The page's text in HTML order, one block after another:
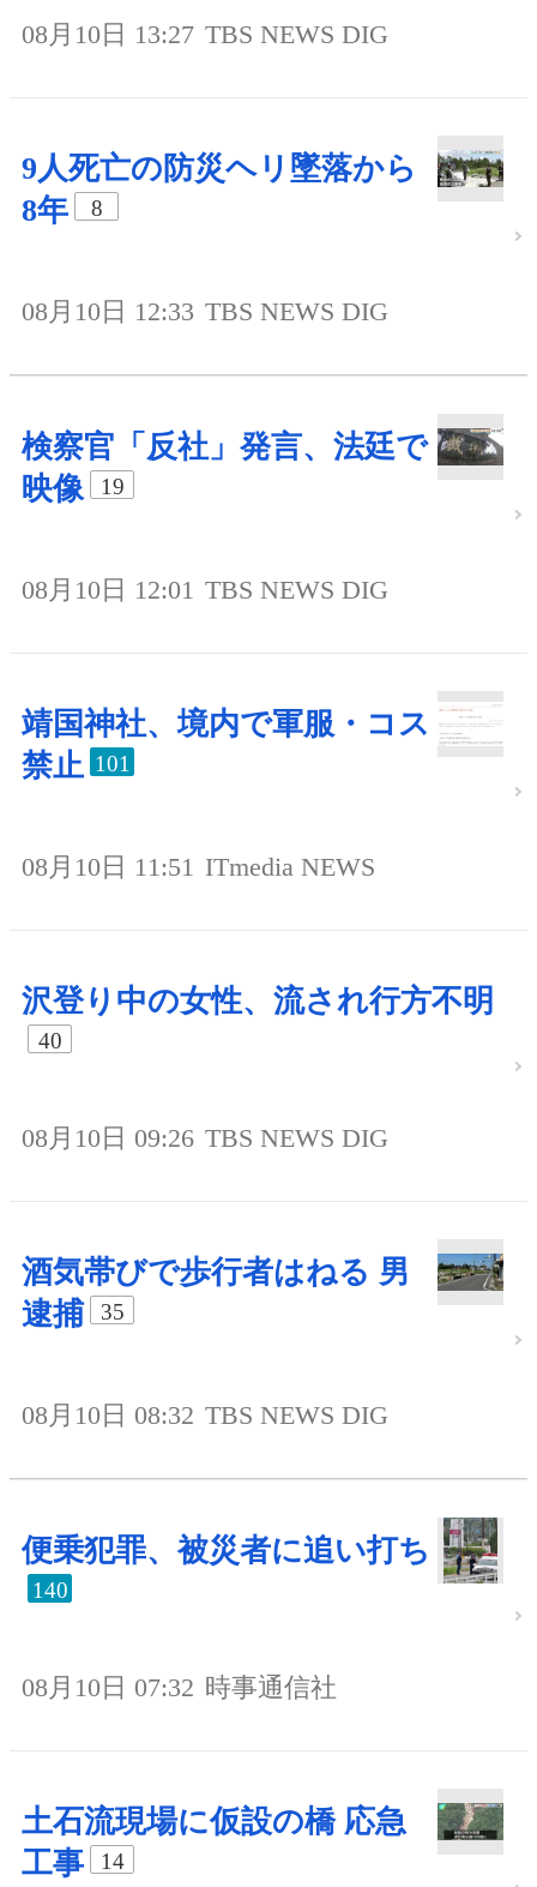
08月10日 13:27 TBS NEWS DIG
9人死亡の防災ヘリ墜落から
8年
8
08月10日 12:33 TBS NEWS DIG
検察官「反社」発言、法廷で
映像
19
08月10日 12:01 TBS NEWS DIG
靖国神社、境内で軍服・コス
禁止 101
08月10日 11:51 ITmedia NEWS
沢登り中の女性、流され行方不明
40
08月10日 09:26 TBS NEWS DIG
酒気帯びで歩行者はねる 男
逮捕
35
08月10日 08:32 TBS NEWS DIG
便乗犯罪、被災者に追い打ち
140
08月10日 07:32 時事通信社
土石流現場に仮設の橋 応急
工事
14